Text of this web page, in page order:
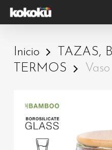
Skip
to
content
Inicio
TAZAS,
TERMOS